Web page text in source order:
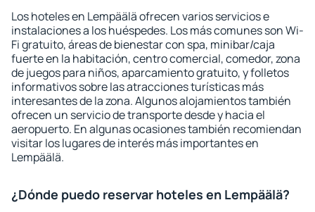
Los hoteles en Lempäälä ofrecen varios servicios e
instalaciones a los huéspedes. Los más comunes son Wi-
Fi gratuito, áreas de bienestar con spa, minibar/caja
fuerte en la habitación, centro comercial, comedor, zona
de juegos para niños, aparcamiento gratuito, y folletos
informativos sobre las atracciones turísticas más
interesantes de la zona. Algunos alojamientos también
ofrecen un servicio de transporte desde y hacia el
aeropuerto. En algunas ocasiones también recomiendan
visitar los lugares de interés más importantes en
Lempäälä.
¿Dónde puedo reservar hoteles en Lempäälä?